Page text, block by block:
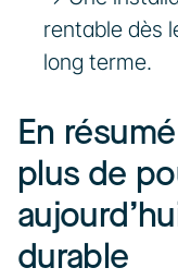
rentable dès
long terme.
En
plus de
durable